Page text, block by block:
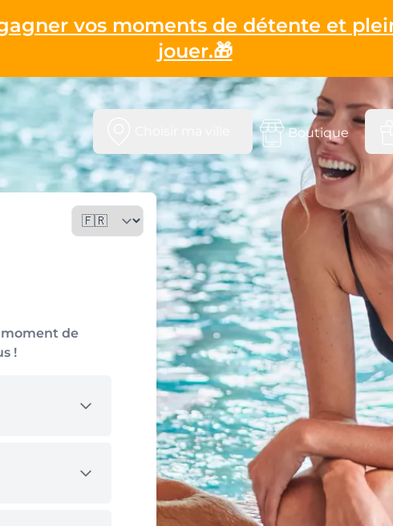
vos moments de détente et
jouer.🎁
Boutique
de
!